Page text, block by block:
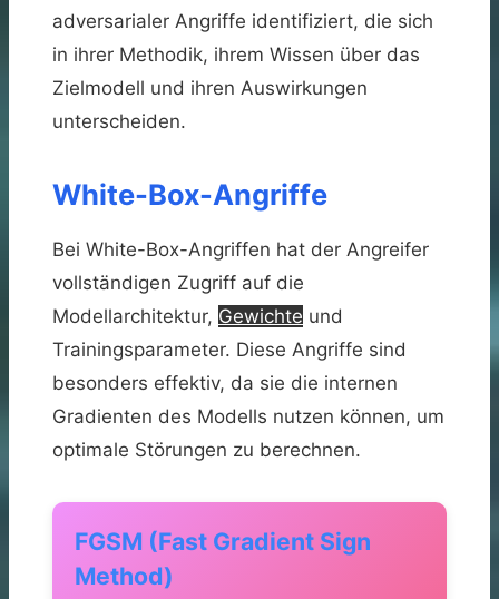
adversarialer Angriffe identifiziert, die sich
in ihrer Methodik, ihrem Wissen über das
Zielmodell und ihren Auswirkungen
unterscheiden.
White-Box-Angriffe
Bei White-Box-Angriffen hat der Angreifer
vollständigen Zugriff auf die
Modellarchitektur, Gewichte und
Trainingsparameter. Diese Angriffe sind
besonders effektiv, da sie die internen
Gradienten des Modells nutzen können, um
optimale Störungen zu berechnen.
FGSM (Fast Gradient Sign
Method)